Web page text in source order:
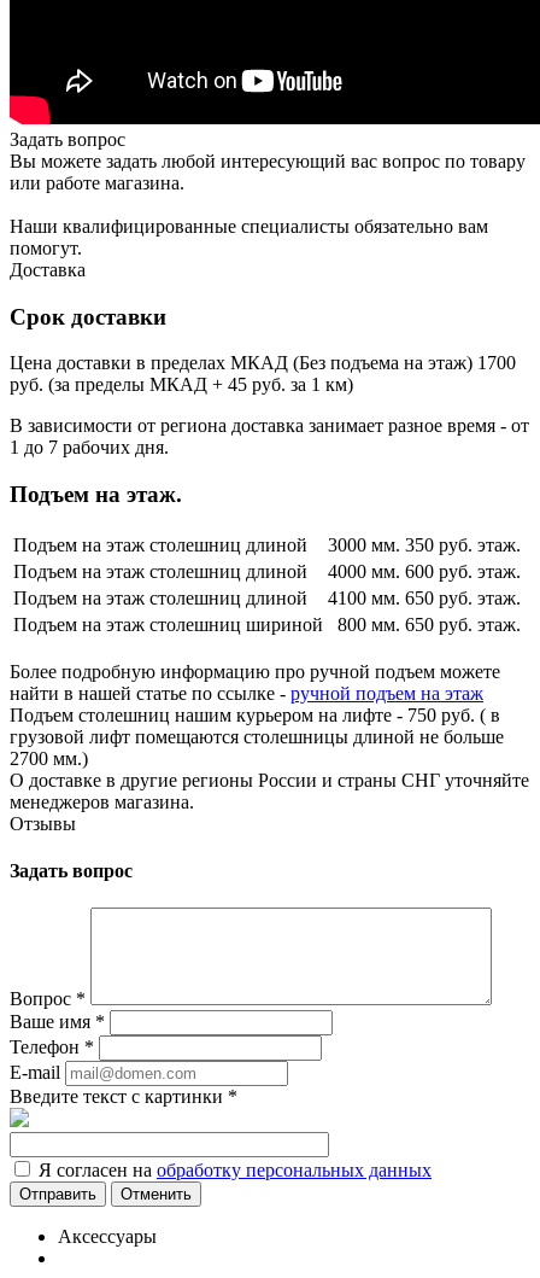
Задать вопрос
Вы можете задать любой интересующий вас вопрос по товару
или работе магазина.
Наши квалифицированные специалисты обязательно вам
помогут.
Доставка
Срок доставки
Цена доставки в пределах МКАД (Без подъема на этаж) 1700
руб. (за пределы МКАД + 45 руб. за 1 км)
В зависимости от региона доставка занимает разное время - от
1 до 7 рабочих дня.
Подъем на этаж.
Подъем на этаж столешниц длиной 3000 мм. 350 руб. этаж.
Подъем на этаж столешниц длиной
4000 мм. 600 руб. этаж.
Подъем на этаж столешниц длиной
4100 мм. 650 руб. этаж.
Подъем на этаж столешниц шириной
800 мм. 650 руб. этаж.
Более подробную информацию про ручной подъем можете
найти в нашей статье по ссылке - ручной подъем на этаж
Подъем столешниц нашим курьером на лифте - 750 руб. ( в
грузовой лифт помещаются столешницы длиной не больше
2700 мм.)
О доставке в другие регионы России и страны СНГ уточняйте
менеджеров магазина.
Отзывы
Задать вопрос
Вопрос *
Ваше имя *
Телефон *
E-mail
Введите текст с картинки *
Я согласен на обработку персональных данных
Отменить
Аксессуары